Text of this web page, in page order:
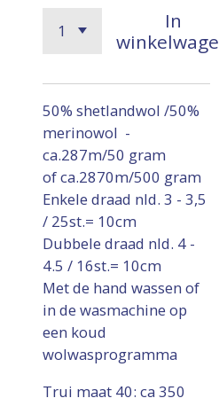
In
50% shetlandwol /50%
merinowol -
ca.287m/50 gram
of ca.2870m/500 gram
Enkele draad nld. 3 - 3,5
/ 25st.= 10cm
Dubbele draad nld. 4 -
4.5 / 16st.= 10cm
Met de hand wassen of
in de wasmachine op
een koud
wolwasprogramma
Trui maat 40: ca 350